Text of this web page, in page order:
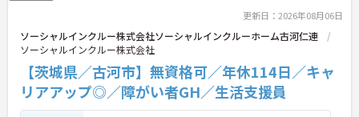
★おすすめPOINT★
・生活支援員からスタートし、サービス管理責任者
やエリアマネージャーへと続く明確なステップアッ
プの道筋が用意されています。急成長中の企業であ
るためポストも豊富にあり、専門性を高めながらマ
更新日：2026年08月06日
ソーシャルインクルー株式会社ソーシャルインクルーホーム古河仁連
ソーシャルインクルー株式会社
【茨城県／古河市】無資格可／年休114日／キャ
リアアップ◎／障がい者GH／生活支援員